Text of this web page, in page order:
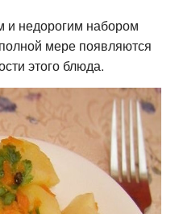
и недорогим набором
мере появляются
этого блюда.